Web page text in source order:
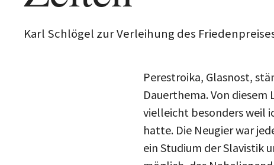
Dauerthema. Von diesem
vielleicht besonders weil
hatte. Die Neugier war
ein Studium der Slavistik
möglich, das